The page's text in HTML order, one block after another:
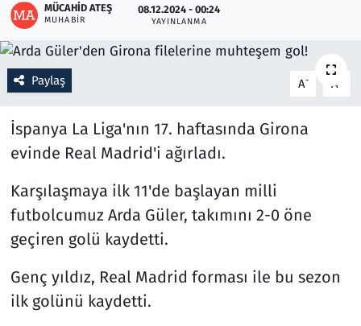
MÜCAHID ATEŞ
MUHABIR
08.12.2024 - 00:24
YAYINLANMA
Paylaş A- A
İspanya La Liga'nın 17. haftasında Girona
evinde Real Madrid'i ağırladı.
Karşılaşmaya ilk 11'de başlayan milli
futbolcumuz Arda Güler, takımını 2-0 öne
geçiren golü kaydetti.
Genç yıldız, Real Madrid forması ile bu sezon
ilk golünü kaydetti.
Memur ve Kamu
Otomobil
Oyun
Ramazan
Rüya Tabirleri
Savunma Sanayi